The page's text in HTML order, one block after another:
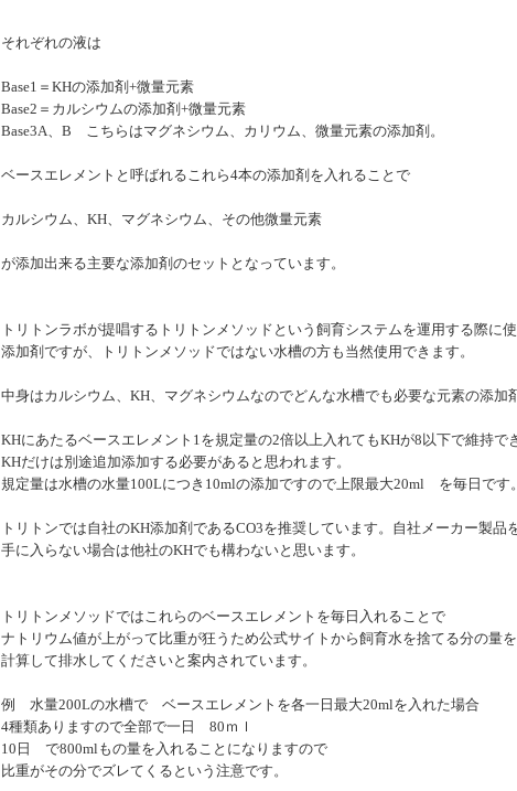
それぞれの液は
Base1＝KHの添加剤+微量元素
Base2＝カルシウムの添加剤+微量元素
Base3A、B こちらはマグネシウム、カリウム、微量元素の添加剤。
ベースエレメントと呼ばれるこれら4本の添加剤を入れることで
カルシウム、KH、マグネシウム、その他微量元素
が添加出来る主要な添加剤のセットとなっています。
トリトンラボが提唱するトリトンメソッドという飼育システムを運用する際に
添加剤ですが、トリトンメソッドではない水槽の方も当然使用できます。
中身はカルシウム、KH、マグネシウムなのでどんな水槽でも必要な元素の添加
KHにあたるベースエレメント1を規定量の2倍以上入れてもKHが8以下で維持で
KHだけは別途追加添加する必要があると思われます。
規定量は水槽の水量100Lにつき10mlの添加ですので上限最大20ml を毎日です。
トリトンでは自社のKH添加剤であるCO3を推奨しています。自社メーカー製品
手に入らない場合は他社のKHでも構わないと思います。
トリトンメソッドではこれらのベースエレメントを毎日入れることで
ナトリウム値が上がって比重が狂うため公式サイトから飼育水を捨てる分の量を
計算して排水してくださいと案内されています。
例 水量200Lの水槽で ベースエレメントを各一日最大20mlを入れた場合
4種類ありますので全部で一日 80ｍｌ
10日 で800mlもの量を入れることになりますので
比重がその分でズレてくるという注意です。